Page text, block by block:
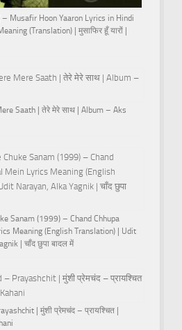
– Musafir Hoon Yaaron Lyrics in Hindi
(Translation) | मुसाफिर हूँ यारों |
Saath | तेरे मेरे साथ | Album – Aks
Sanam (1999) – Chand Chhupa
Meaning (English Translation) | Udit
| चाँद छुपा बादल में
| मुंशी प्रेमचंद – प्रायश्चित |